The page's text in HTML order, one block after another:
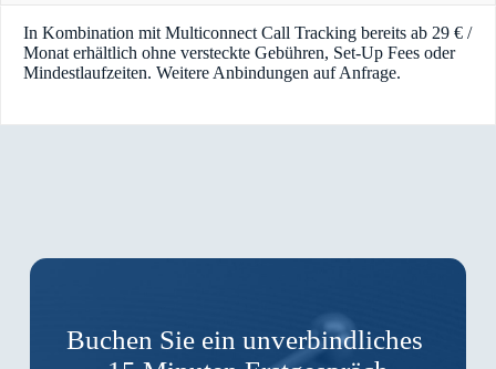
In Kombination mit Multiconnect Call Tracking bereits ab 29 € /
Monat erhältlich ohne versteckte Gebühren, Set-Up Fees oder
Mindestlaufzeiten. Weitere Anbindungen auf Anfrage.
Buchen Sie ein unverbindliches